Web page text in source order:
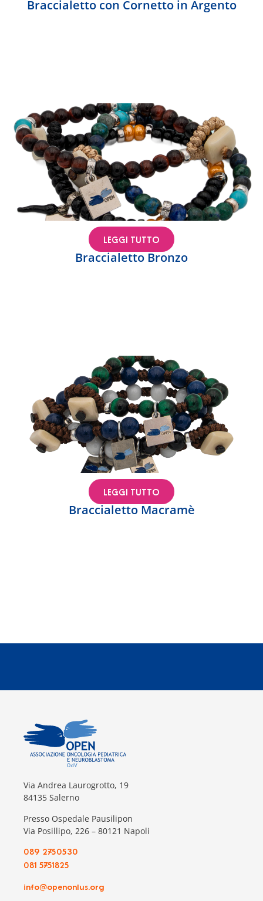
Braccialetto con Cornetto in Argento
Braccialetto Bronzo
LEGGI TUTTO
Braccialetto Macramè
LEGGI TUTTO
Via Andrea Laurogrotto, 19
84135 Salerno
Presso Ospedale Pausilipon
Via Posillipo, 226 – 80121 Napoli
089 2750530
081 5751825
info@openonlus.org